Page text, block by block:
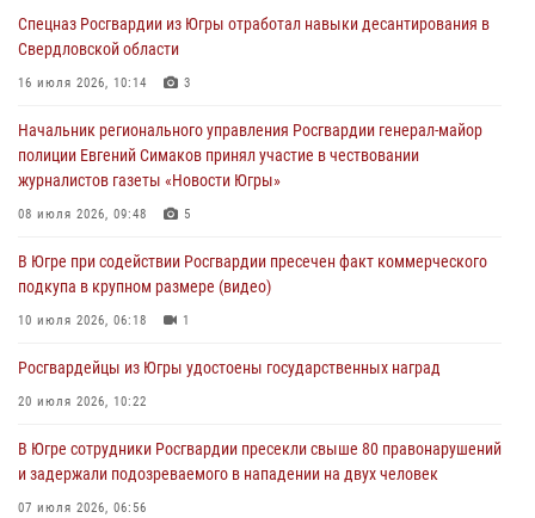
04 августа 2026, 06:17 1
Росгвардия обеспечила безопасность открытия Всероссийских
столице Югры
03 августа 2026, 09:21
Росгвардия противодействует БПЛА ВСУ на южном направлении
03 августа 2026, 05:29
«Росгвардия. Вехи истории»: специальные моторизованные части
02 августа 2026, 10:59 1
Спецназ Росгвардии из Югры отработал навыки десантирования в
Свердловской области
16 июля 2026, 10:14 3
Начальник регионального управления Росгвардии генерал-майор
полиции Евгений Симаков принял участие в чествовании
журналистов газеты «Новости Югры»
08 июля 2026, 09:48 5
В Югре при содействии Росгвардии пресечен факт коммерческого
подкупа в крупном размере (видео)
10 июля 2026, 06:18 1
Росгвардейцы из Югры удостоены государственных наград
20 июля 2026, 10:22
В Югре сотрудники Росгвардии пресекли свыше 80 правонарушений
и задержали подозреваемого в нападении на двух человек
07 июля 2026, 06:56